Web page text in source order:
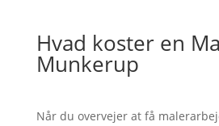
Hvad koster en
Munkerup
Når du overvejer at få